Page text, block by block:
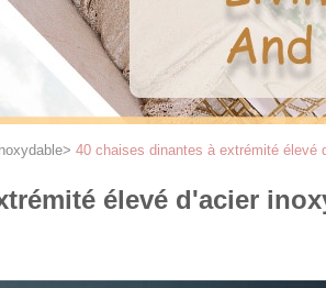
> 40 chaises dinantes à extrémité élevé
élevé d'acier